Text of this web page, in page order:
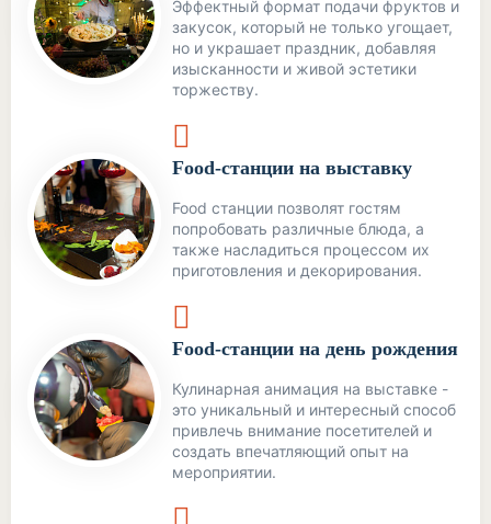
Эффектный формат подачи фруктов и
закусок, который не только угощает,
но и украшает праздник, добавляя
изысканности и живой эстетики
торжеству.
Food-станции на выставку
Food станции позволят гостям
попробовать различные блюда, а
также насладиться процессом их
приготовления и декорирования.
Food-станции на день рождения
Кулинарная анимация на выставке -
это уникальный и интересный способ
привлечь внимание посетителей и
создать впечатляющий опыт на
мероприятии.